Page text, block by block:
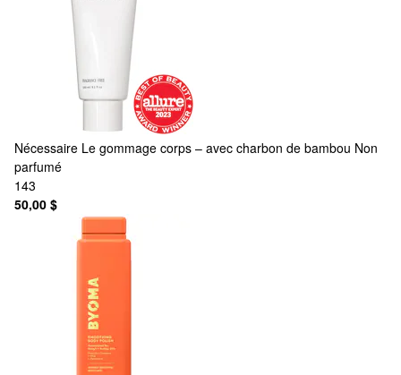
Nécessaire Le gommage corps – avec charbon de bambou Non
parfumé
143
50,00 $